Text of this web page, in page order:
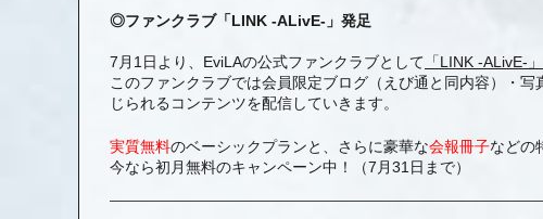
◎ファンクラブ「LINK -ALivE-」発足
7月1日より、EviLAの公式ファンクラブとして 「LINK -ALivE-
このファンクラブでは会員限定ブログ（えび通と同内容）・
じられるコンテンツを配信していきます。
実質無料のベーシックプランと、さらに豪華な会報冊子などの
今なら初月無料のキャンペーン中！（7月31日まで）